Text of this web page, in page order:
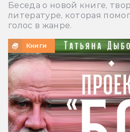
Беседа о новой книге,
литературе, которая
голос в жанре.
Книги